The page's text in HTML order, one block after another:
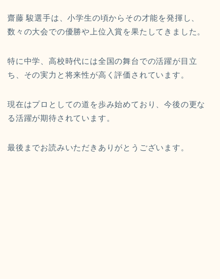
齋藤 駿選手は、小学生の頃からその才能を発揮し、
数々の大会での優勝や上位入賞を果たしてきました。
特に中学、高校時代には全国の舞台での活躍が目立
ち、その実力と将来性が高く評価されています。
現在はプロとしての道を歩み始めており、今後の更な
る活躍が期待されています。
最後までお読みいただきありがとうございます。